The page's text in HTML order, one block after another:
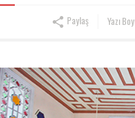
Yazı
Paylaş